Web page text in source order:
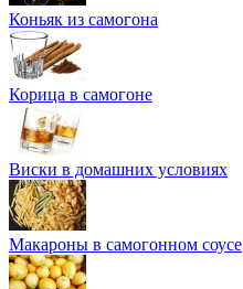
Коньяк из самогона
Корица в самогоне
Виски в домашних условиях
Макароны в самогонном соусе